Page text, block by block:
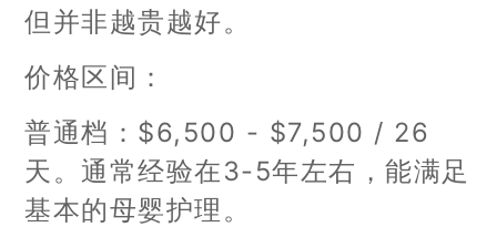
但并非越贵越好。
价格区间：
普通档：$6,500 - $7,500 / 26
天。通常经验在3-5年左右，能满足
基本的母婴护理。